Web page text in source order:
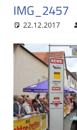
IMG_2457
22.12.2017